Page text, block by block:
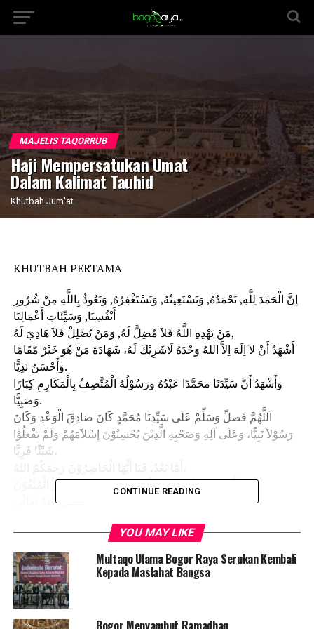
MAJELIS TAQORRUB
Haji Mempersatukan Umat
Dalam Kalimat Tauhid
Khutbah Jum’at
KHUTBAH PERTAMA
إنَّ الْحَمْدَ لِلَّهِ, نَحْمَدُهُ, وَنَسْتَعِينُهُ, وَنَسْتَغْفِرُهُ, وَنَعُوذُ بِاللَّهِ مِنْ شُرُورِ
أَنْفُسِنَا, وَسَيِّئَاتِ أَعْمَالِنَا
مَنْ يَهْدِهِ اللَّهُ فَلاَ مُضِلَّ لَهُ, وَمَنْ يُضْلِلْ فَلاَ هَادِيَ لَهُ,
أَشْهَدُ أَنْ لاَ اِلَهَ اِلاَّ اللهُ وَحْدَهُ لَاشَرِيْكَ لَهُ، شَهَادَةَ مَنْ هُوَ خَيْرٌ مَّقَامًا
وَأَحْسَنُ نَدِيًّا.
وَأَشْهَدُ أَنَّ سَيِّدَنَا محَمَّدًا عَبْدُهُ وَرَسُوْلُهُ الْمُتَّصِفُ بِالْمَكَارِمِ كِبَارًا
وَصَبِيًّا.
اَللَّهُمَّ فَصَلِّ وَسَلِّمْ عَلَى سَيِّدِنَا مُحَمَّدٍ كَانَ صَادِقَ الْوَعْدِ وَكَانَ
رَسُوْلاً نَبِيًّا، وَعَلَى آلِهِ وَصَحْبِهِ الَّذِيْنَ يُحْسِنُوْنَ إِسْلاَمَهُمْ وَلَمْ يَفْعَلُوْا
شَيْئًا فَرِيًّا،
اُوْصِيْنِيْ نَفْسِيْ وَإِيَّاكُمْ بِتَقْوَى اللهِ، فَقَدْ فَازَ الْمُتَّقُوْنَ.
قَالَ اللهُ تَعَالَى :
الْحَجُّ أَشْهُرٌ مَعْلُومَاتٌ فَمَنْ فَرَضَ فِيهِنَّ الْحَجَّ فَلاَ رَفَثَ وَلاَ فُسُوقَ
وَلاَ جِدَالَ فِي الْحَجِّ وَمَا تَفْعَلُوا مِنْ خَيْرٍ يَعْلَمْهُ اللَّهُ وَتَزَوَّدُوا فَإِنَّ خَيْرَ
الزَّادِ التَّقْوَى وَاتَّقُونِ يَا أُولِي اْلأَلْبَابِ
(Musim) haji adalah beberapa bulan yang dimaklumi.
Siapa saja yang menetapkan niatnya dalam bulan itu
akan mengerjakan haji, maka tidak boleh berbuat rafats,
CONTINUE READING
YOU MAY LIKE
Multaqo Ulama Bogor Raya Serukan Kembali
Kepada Maslahat Bangsa
Bogor Menyambut Ramadhan